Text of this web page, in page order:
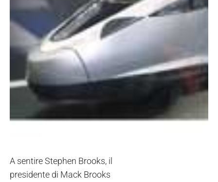
A sentire Stephen Brooks, il
presidente di Mack Brooks